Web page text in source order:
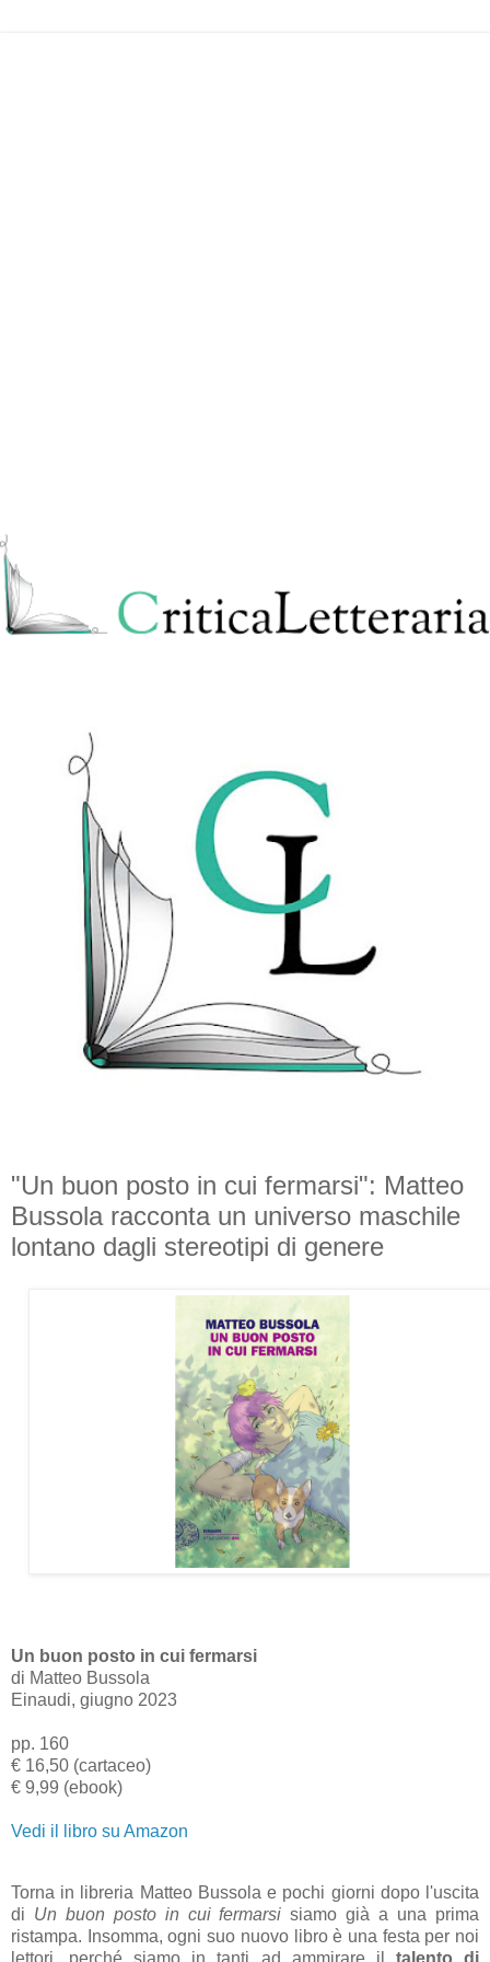
"Un buon posto in cui fermarsi": Matteo
Bussola racconta un universo maschile
lontano dagli stereotipi di genere
Un buon posto in cui fermarsi
di Matteo Bussola
Einaudi, giugno 2023
pp. 160
€ 16,50 (cartaceo)
€ 9,99 (ebook)
Vedi il libro su Amazon
Torna in libreria Matteo Bussola e pochi giorni dopo l'uscita
di Un buon posto in cui fermarsi siamo già a una prima
ristampa. Insomma, ogni suo nuovo libro è una festa per noi